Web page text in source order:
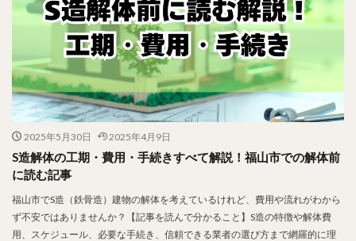
2025年5月30日 2025年4月9日
S造解体の工期・費用・手続きすべて解説！福山市での解体前
に読む記事
福山市でS造（鉄骨造）建物の解体を考えているけれど、費用や流れがわから
ず不安ではありませんか？【記事を読んで分かること】S造の特徴や解体費
用、スケジュール、必要な手続き、信頼できる業者の選び方まで網羅的に理